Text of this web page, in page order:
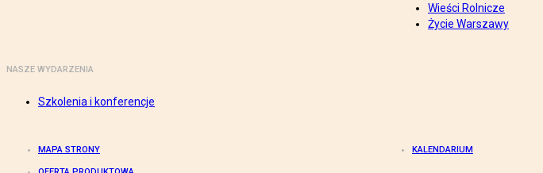
Wieści Rolnicze
Życie Warszawy
NASZE WYDARZENIA
Szkolenia i konferencje
MAPA STRONY KALENDARIUM